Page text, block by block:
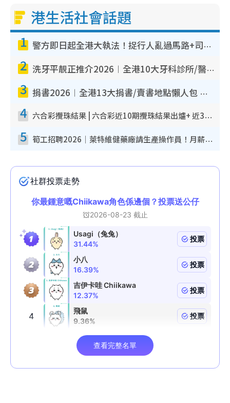
港生活社會話題
1 警方即日起全港大執法！捉行人亂過馬路+司機不專注駕駛！亂過馬路罰$2000
2 洗牙平靚正推介2026︱全港10大牙科診所/醫院懶人包 夜診至8點/鎮靜潔牙/醫療券適用
3 捐書2026︱全港13大捐書/賣書地點懶人包 二手課本最高$150＋舊書換免費咖啡/戲票
4 六合彩攪珠結果 | 六合彩近10期攪珠結果出爐+ 近30期最旺熱門中獎號碼
5 筍工招聘2026｜萊特維健藥廠請生產操作員！月薪高達$1.7萬 冷氣廠房/五天工作/保證雙糧